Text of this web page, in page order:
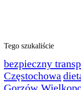
Tego szukaliście
bezpieczny
Częstochowa